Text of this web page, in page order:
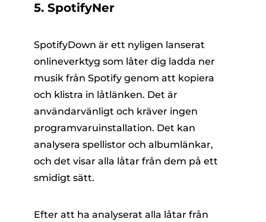
5. SpotifyNer
SpotifyDown är ett nyligen lanserat
onlineverktyg som låter dig ladda ner
musik från Spotify genom att kopiera
och klistra in låtlänken. Det är
användarvänligt och kräver ingen
programvaruinstallation. Det kan
analysera spellistor och albumlänkar,
och det visar alla låtar från dem på ett
smidigt sätt.
Efter att ha analyserat alla låtar från